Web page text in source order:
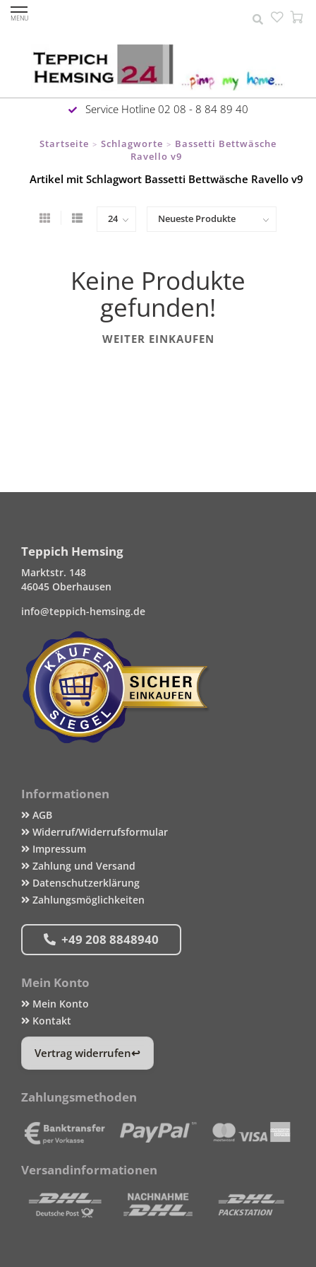
MENU
Service Hotline 02 08 - 8 84 89 40
Startseite > Schlagworte > Bassetti Bettwäsche
Ravello v9
Artikel mit Schlagwort Bassetti Bettwäsche Ravello v9
Keine Produkte
gefunden!
WEITER EINKAUFEN
Teppich Hemsing
Marktstr. 148
46045 Oberhausen
info@teppich-hemsing.de
Informationen
AGB
Widerruf/Widerrufsformular
Impressum
Zahlung und Versand
Datenschutzerklärung
Zahlungsmöglichkeiten
+49 208 8848940
Mein Konto
Mein Konto
Kontakt
Vertrag widerrufen
Zahlungsmethoden
Versandinformationen